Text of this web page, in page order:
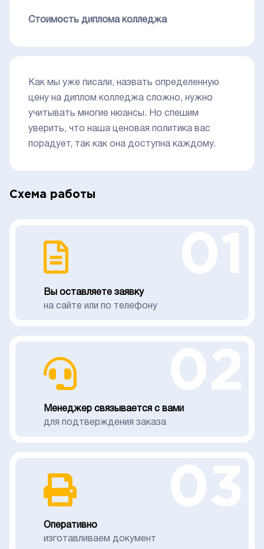
Стоимость диплома колледжа
Как мы уже писали, назвать определенную
цену на диплом колледжа сложно, нужно
учитывать многие нюансы. Но спешим
уверить, что наша ценовая политика вас
порадует, так как она доступна каждому.
Схема работы
Вы оставляете заявку
на сайте или по телефону
Менеджер связывается с вами
для подтверждения заказа
Оперативно
изготавливаем документ